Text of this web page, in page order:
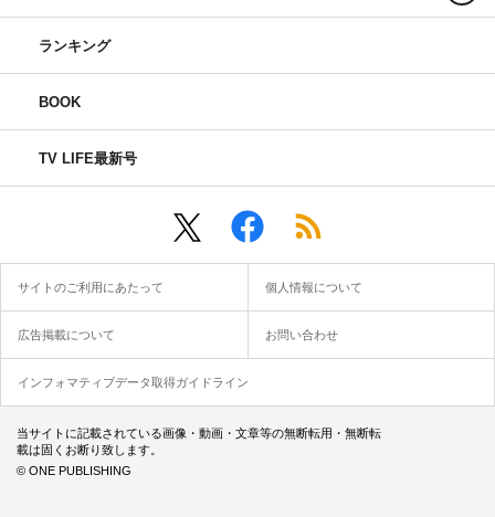
ランキング
BOOK
TV LIFE最新号
サイトのご利用にあたって 個人情報について
広告掲載について お問い合わせ
インフォマティブデータ取得ガイドライン
当サイトに記載されている画像・動画・文章等の無断転用・無断転
載は固くお断り致します。
© ONE PUBLISHING